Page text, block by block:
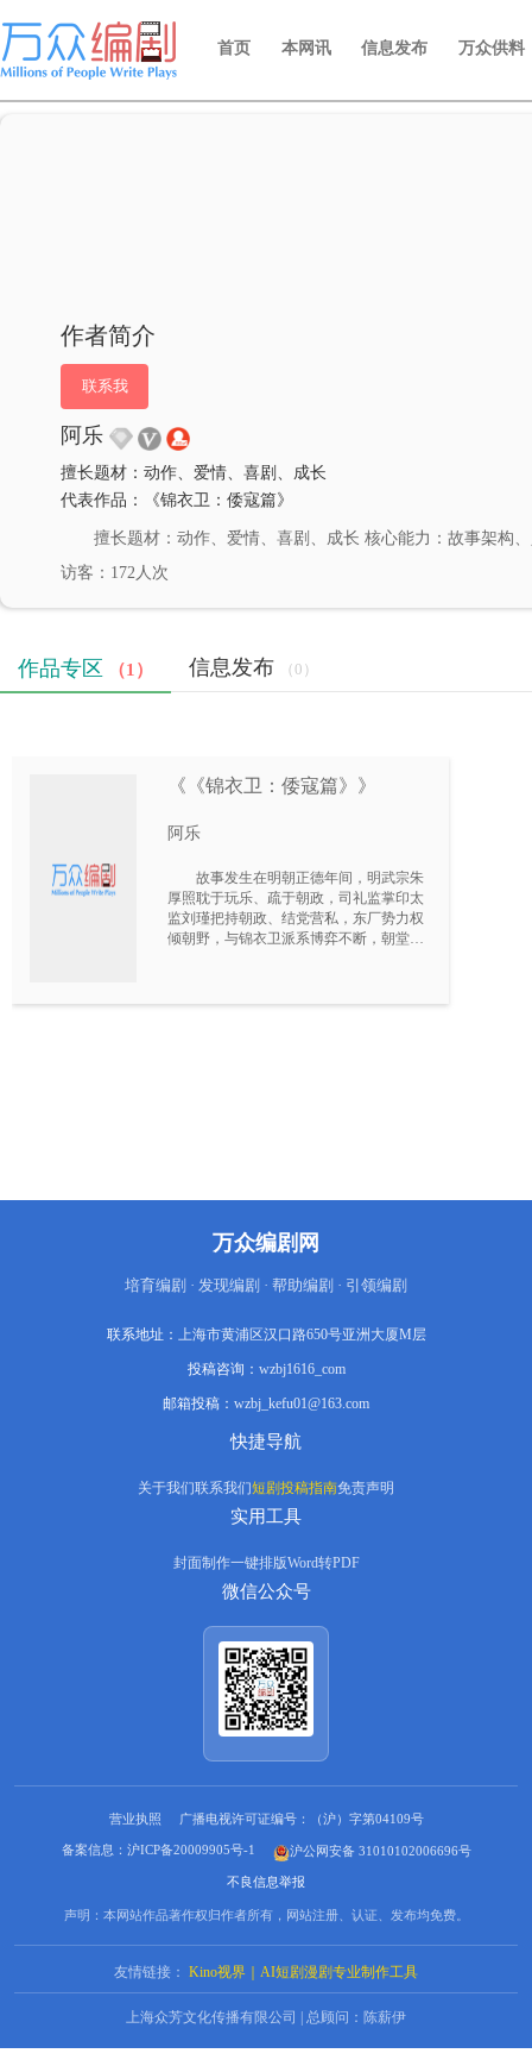
首页 本网讯 信息发布 万众供料
作者简介
联系我
阿乐
擅长题材：动作、爱情、喜剧、成长
代表作品：《锦衣卫：倭寇篇》
擅长题材：动作、爱情、喜剧、成长 核心能力：故事架构
访客：172人次
作品专区 （1） 信息发布 （0）
《《锦衣卫：倭寇篇》》
阿乐
故事发生在明朝正德年间，明武宗朱
厚照耽于玩乐、疏于朝政，司礼监掌印太
监刘瑾把持朝政、结党营私，东厂势力权
倾朝野，与锦衣卫派系博弈不断，朝堂暗
万众编剧网
培育编剧 · 发现编剧 · 帮助编剧 · 引领编剧
联系地址： 上海市黄浦区汉口路650号亚洲大厦M层
投稿咨询： wzbj1616_com
邮箱投稿： wzbj_kefu01@163.com
快捷导航
关于我们联系我们短剧投稿指南免责声明
实用工具
封面制作一键排版Word转PDF
微信公众号
营业执照 广播电视许可证编号：（沪）字第04109号
备案信息：沪ICP备20009905号-1 沪公网安备 31010102006696号
不良信息举报
声明：本网站作品著作权归作者所有，网站注册、认证、发布均免费。
友情链接： Kino视界｜AI短剧漫剧专业制作工具
上海众芳文化传播有限公司 | 总顾问：陈薪伊